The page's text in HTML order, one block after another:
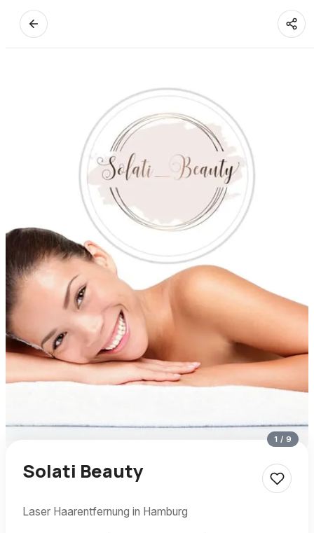
1 / 9
Solati Beauty
Laser Haarentfernung in Hamburg